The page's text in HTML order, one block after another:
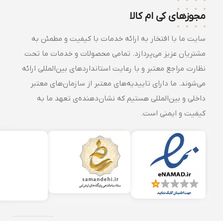
مجوزهای کی ام کالا
سایت ما با افتخار به ارائه خدمات با کیفیت و مطمئن به
مشتریان عزیز می‌پردازد. تمامی محصولات و خدمات ما تحت
نظارت مراجع معتبر و با رعایت استانداردهای بین‌المللی ارائه
می‌شوند. ما دارای تاییدیه‌های معتبر از سازمان‌های معتبر
داخلی و بین‌المللی هستیم که نشان‌دهنده‌ی تعهد ما به
کیفیت و ایمنی است.